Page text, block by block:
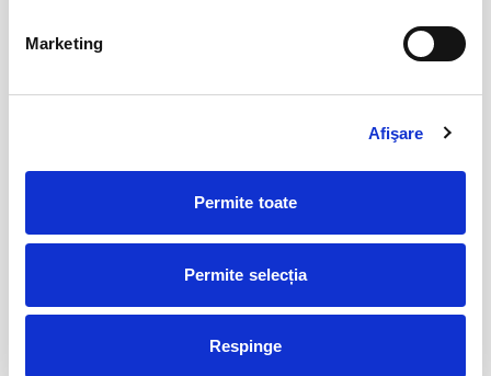
Marketing
Afişare
Permite toate
Permite selecția
Respinge
23
aug
Perfect Necăsătoriți
Bucuresti